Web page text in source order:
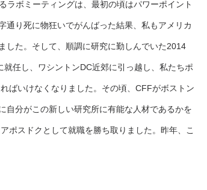
ラボミーティングは、最初の頃はパワーポイント
り死に物狂いでがんばった結果、私もアメリカ
した。そして、順調に研究に勤しんでいた2014
任し、ワシントンDC近郊に引っ越し、私たちポ
ばいけなくなりました。その頃、CFFがボストン
自分がこの新しい研究所に有能な人材であるかを
ポスドクとして就職を勝ち取りました。昨年、こ